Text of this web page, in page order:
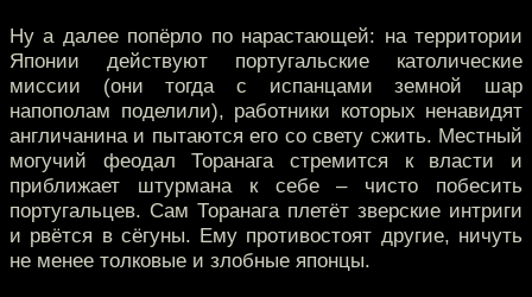
Ну а далее попёрло по нарастающей: на территории
Японии действуют португальские католические
миссии (они тогда с испанцами земной шар
напополам поделили), работники которых ненавидят
англичанина и пытаются его со свету сжить. Местный
могучий феодал Торанага стремится к власти и
приближает штурмана к себе – чисто побесить
португальцев. Сам Торанага плетёт зверские интриги
и рвётся в сёгуны. Ему противостоят другие, ничуть
не менее толковые и злобные японцы.